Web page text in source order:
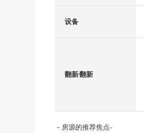
设备
翻新⁄翻新
－房源的推荐焦点-